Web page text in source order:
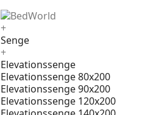
+
Senge
+
Elevationssenge
Elevationssenge 80x200
Elevationssenge 90x200
Elevationssenge 120x200